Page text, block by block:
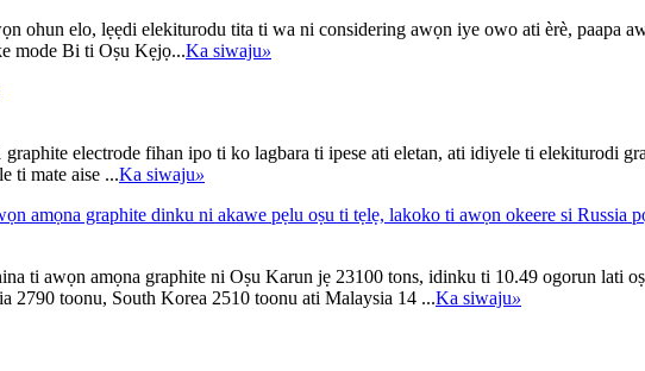
ohun elo, lẹẹdi elekiturodu tita ti wa ni considering awọn iye owo ati èrè, paapa
mode Bi ti Oṣu Kẹjọ...Ka siwaju»
electrode fihan ipo ti ko lagbara ti ipese ati eletan, ati idiyele ti elekiturodi
ti mate aise ...Ka siwaju»
amọna graphite dinku ni akawe pẹlu oṣu ti tẹlẹ, lakoko ti awọn okeere si Russia
ti awọn amọna graphite ni Oṣu Karun jẹ 23100 tons, idinku ti 10.49 ogorun lati
2790 toonu, South Korea 2510 toonu ati Malaysia 14 ...Ka siwaju»